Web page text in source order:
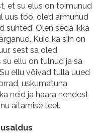
et su elus on toimunud
uus töö, oled armunud
suhted. Olen seda ikka
Kuid ka siin on
sest sa oled
ellu on tulnud ja sa
ellu võivad tulla uued
uskumatuna
neid ja haara nendest
aitamise teel.